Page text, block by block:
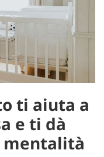
ti aiuta a
e ti dà
mentalità